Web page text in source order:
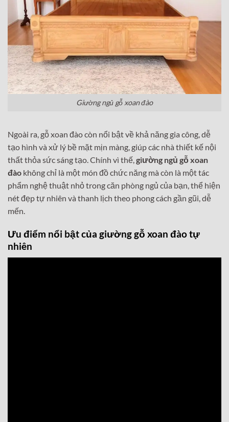
Giường ngủ gỗ xoan đào
Ngoài ra, gỗ xoan đào còn nổi bật về khả năng gia công, dễ
tạo hình và xử lý bề mặt mịn màng, giúp các nhà thiết kế nội
thất thỏa sức sáng tạo. Chính vì thế,giường ngủ gỗ xoan
đào không chỉ là một món đồ chức năng mà còn là một tác
phẩm nghệ thuật nhỏ trong căn phòng ngủ của bạn, thể hiện
nét đẹp tự nhiên và thanh lịch theo phong cách gần gũi, dễ
mến.
Ưu điểm nổi bật của giường gỗ xoan đào tự
nhiên